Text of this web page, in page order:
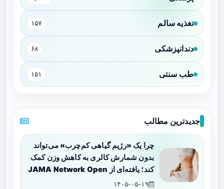
تغذیه سالم ۱۵۷
دندانپزشکی ۶۸
طب سنتی ۱۵۱
جدیدترین مطالب
چرا یک «رژیم گیاهی کم‌چرب» می‌تواند
بدون شمارش کالری به کاهش وزن کمک
کند؛ یافته‌ای از JAMA Network Open
۱۴۰۵-۰۵-۱۹